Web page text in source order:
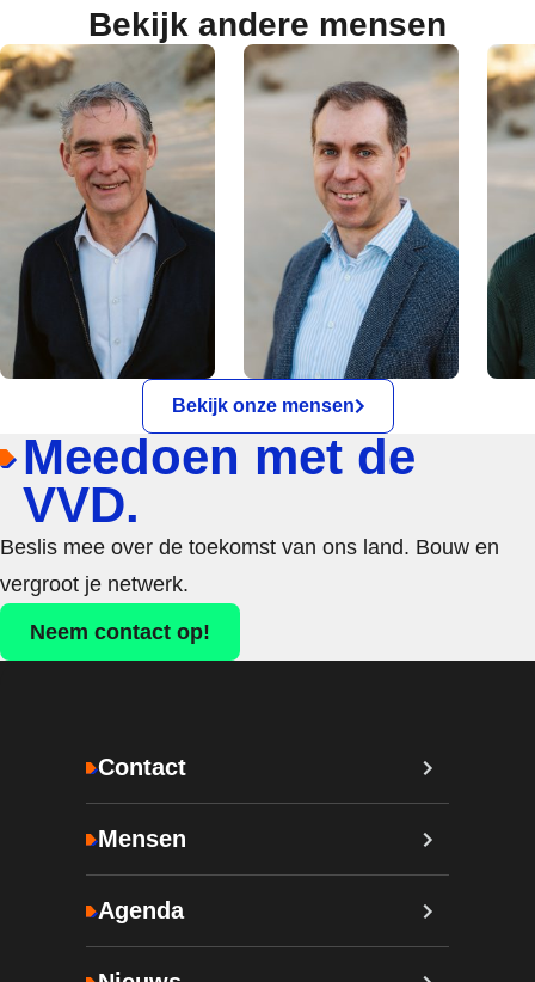
Bekijk andere mensen
Bekijk onze mensen
Meedoen met de
VVD.
Beslis mee over de toekomst van ons land. Bouw en
vergroot je netwerk.
Neem contact op!
Contact
Mensen
Agenda